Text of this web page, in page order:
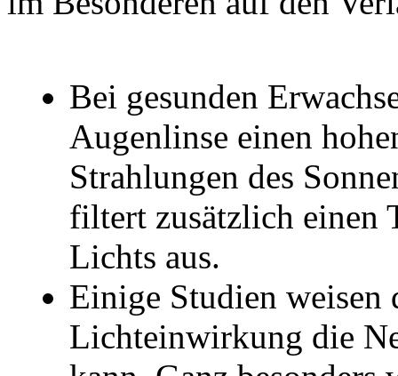
Bei gesunden
Augenlinse einen
Strahlungen des
filtert zusätzlich einen
Lichts aus.
Einige Studien weisen
Lichteinwirkung die